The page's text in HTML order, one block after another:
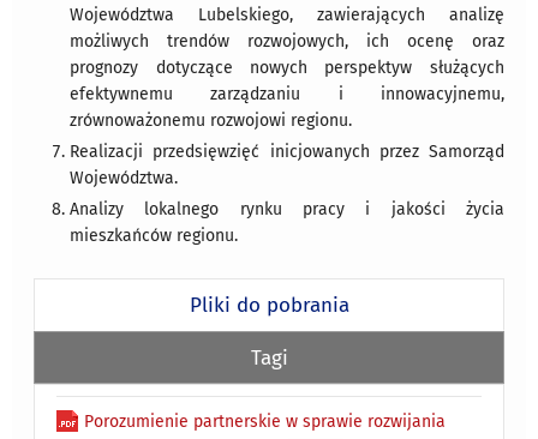
Województwa Lubelskiego, zawierających analizę
możliwych trendów rozwojowych, ich ocenę oraz
prognozy dotyczące nowych perspektyw służących
efektywnemu zarządzaniu i innowacyjnemu,
zrównoważonemu rozwojowi regionu.
Realizacji przedsięwzięć inicjowanych przez Samorząd
Województwa.
Analizy lokalnego rynku pracy i jakości życia
mieszkańców regionu.
Pliki do pobrania
Tagi
Porozumienie partnerskie w sprawie rozwijania